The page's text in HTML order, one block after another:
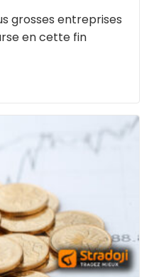
grosses entreprises
en cette fin